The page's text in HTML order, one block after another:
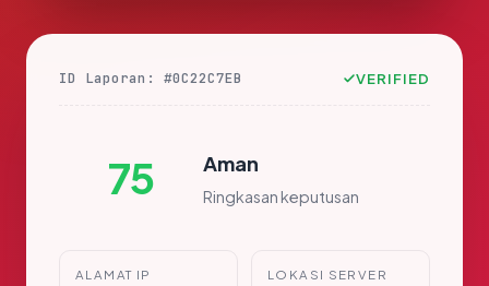
ID Laporan: #0C22C7EB VERIFIED
75 Aman
Ringkasan keputusan
ALAMAT IP LOKASI SERVER